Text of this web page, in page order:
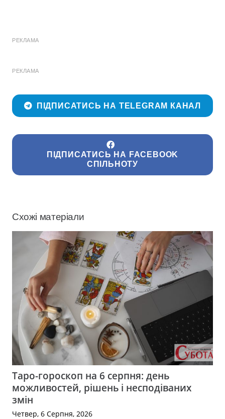
РЕКЛАМА
РЕКЛАМА
ПІДПИСАТИСЬ НА TELEGRAM КАНАЛ
ПІДПИСАТИСЬ НА FACEBOOK
СПІЛЬНОТУ
Схожі матеріали
Таро-гороскоп на 6 серпня: день
можливостей, рішень і несподіваних
змін
Четвер, 6 Серпня, 2026